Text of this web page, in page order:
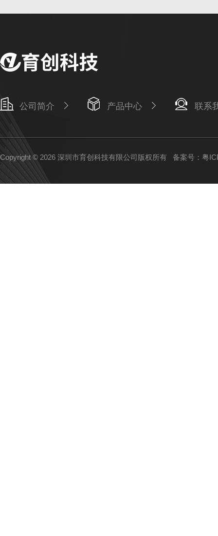
公司简介 产品中心 联系
Copyright © 2026 深圳市育创科技有限公司版权所有 备案号：粤